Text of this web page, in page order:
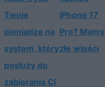
Twoje
pieniądze na
system, który
posłuży do
zabierania Ci
iPhone 17
Pro? Mamy
złe wieści